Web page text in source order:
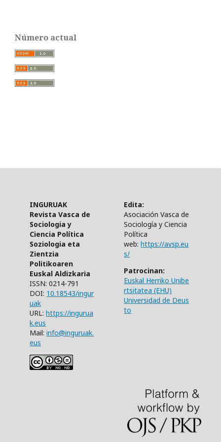
Número actual
INGURUAK
Revista Vasca de
Sociologia y
Ciencia Política
Soziologia eta
Zientzia
Politikoaren
Euskal Aldizkaria
ISSN: 0214-791
DOI: 10.18543/ingur
uak
URL: https://ingurua
k.eus
Mail: info@inguruak.
eus
Edita:
Asociación Vasca de
Sociología y Ciencia
Política
web:https://avsp.eu
s/
Patrocinan:
Euskal Herriko Unibe
rtsitatea (EHU)
Universidad de Deus
to